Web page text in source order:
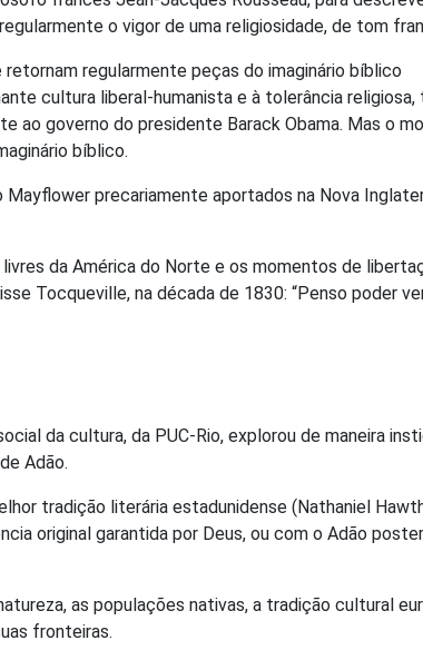
o vigor de uma religiosidade, de tom
regularmente peças do imaginário bíblico
cultura liberal-humanista e à tolerância religiosa,
governo do presidente Barack Obama. Mas o
bíblico.
precariamente aportados na Nova
da América do Norte e os momentos de
Tocqueville, na década de 1830: “Penso poder
da cultura, da PUC-Rio, explorou de maneira
Adão.
tradição literária estadunidense (Nathaniel
original garantida por Deus, ou com o Adão
as populações nativas, a tradição cultural
fronteiras.